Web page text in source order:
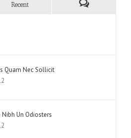
Recent
Quam Nec Sollicit
Un Odiosters